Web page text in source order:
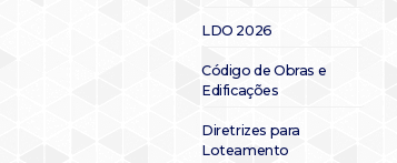
LDO 2026
Código de Obras e
Edificações
Diretrizes para
Loteamento